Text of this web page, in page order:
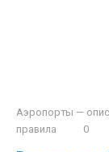
Аэропорты —
правила
0